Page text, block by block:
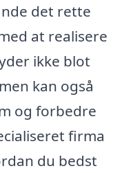
det rette
at realisere
ikke blot
kan også
og forbedre
firma
du bedst